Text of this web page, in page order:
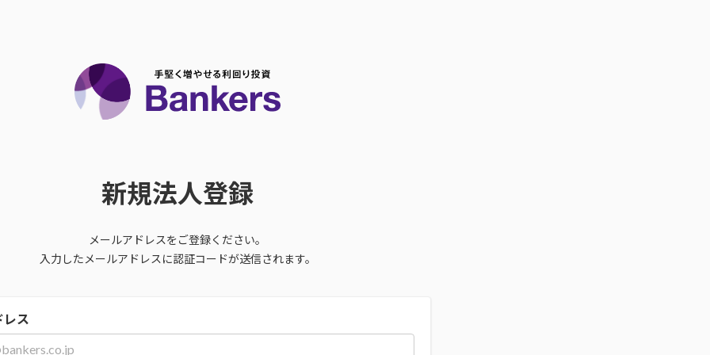
新規法人登録
メールアドレスをご登録ください。
入力したメールアドレスに認証コードが送信されます。
ス